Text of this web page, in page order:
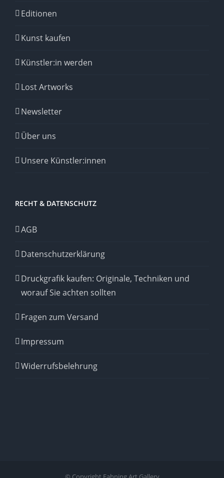
Editionen
Kunst kaufen
Künstler:in werden
Lost Artworks
Newsletter
Über uns
Unsere Künstler:innen
RECHT & DATENSCHUTZ
AGB
Datenschutzerklärung
Druckgrafik kaufen: Originale, Techniken und
worauf Sie achten sollten
Fragen zum Versand
Impressum
Widerrufsbelehrung